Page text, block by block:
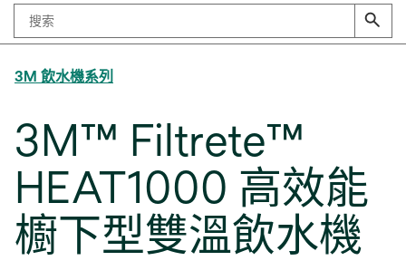
3M 飲水機系列
3M™ Filtrete™
HEAT1000 高效能
櫥下型雙溫飲水機